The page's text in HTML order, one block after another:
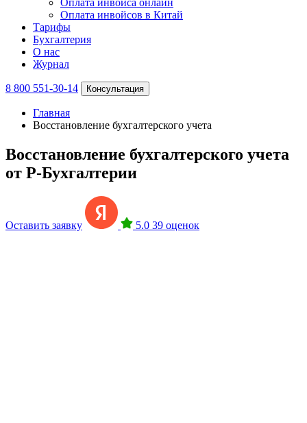
Оплата инвойса онлайн
Оплата инвойсов в Китай
Тарифы
Бухгалтерия
О нас
Журнал
8 800 551-30-14 Консультация
Главная
Восстановление бухгалтерского учета
Восстановление бухгалтерского учета
от Р-Бухгалтерии
Оставить заявку 5.0 39 оценок